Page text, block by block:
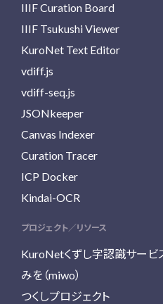
IIIF Curation Board
IIIF Tsukushi Viewer
KuroNet Text Editor
vdiff.js
vdiff-seq.js
JSONkeeper
Canvas Indexer
Curation Tracer
ICP Docker
Kindai-OCR
プロジェクト／リソース
KuroNetくずし字認識サービ
みを（miwo）
つくしプロジェクト